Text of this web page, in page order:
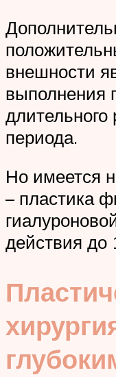
внешности
выполнения
длительного
периода.
Но имеется
– пластика
действия до